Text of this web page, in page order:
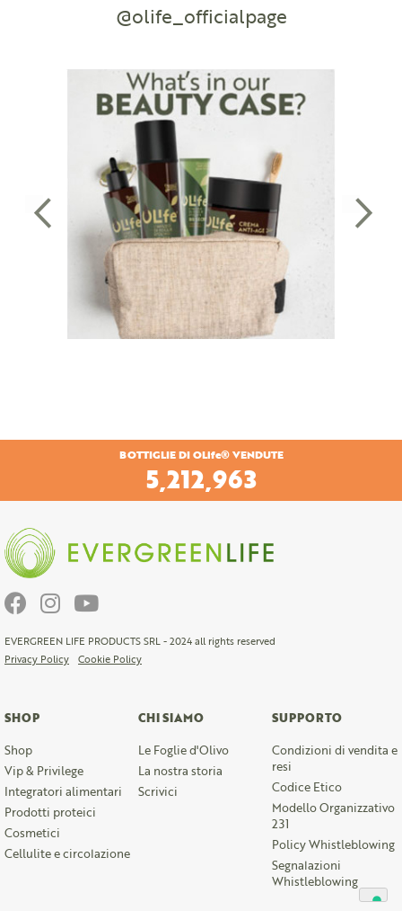
@olife_officialpage
BOTTIGLIE DI OLife® VENDUTE
6,747,839
EVERGREEN LIFE PRODUCTS SRL - 2024 all rights reserved
Privacy Policy
Cookie Policy
SHOP
Shop
Vip & Privilege
Integratori alimentari
Prodotti proteici
Cosmetici
Cellulite e circolazione
CHI SIAMO
Le Foglie d'Olivo
La nostra storia
Scrivici
SUPPORTO
Condizioni di vendita e
resi
Codice Etico
Modello Organizzativo
231
Policy Whistleblowing
Segnalazioni
Whistleblowing